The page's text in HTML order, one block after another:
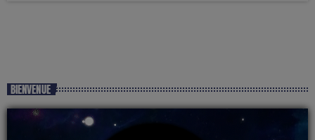
BIENVENUE